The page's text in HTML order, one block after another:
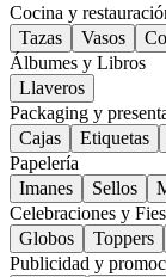
Cocina y
Tazas
Vasos
Álbumes y Libros
Llaveros
Packaging y
Cajas
Etiquetas
Papelería
Imanes
Sellos
Celebraciones y
Globos
Toppers
Publicidad y